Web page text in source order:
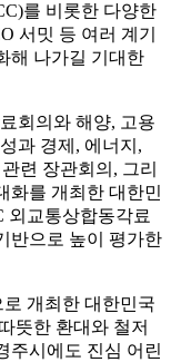
를 비롯한 다양한
서밋 등 여러 계기
해 나가길 기대한
회의와 해양, 고용
과 경제, 에너지,
련 장관회의, 그리
화를 개최한 대한민
외교통상합동각료
반으로 높이 평가한
개최한 대한민국
뜻한 환대와 철저
주시에도 진심 어린